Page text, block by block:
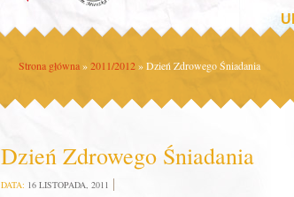
Strona główna»2011/2012»Dzień Zdrowego Śniadania
Dzień Zdrowego Śniadania
DATA: 16 LISTOPADA, 2011